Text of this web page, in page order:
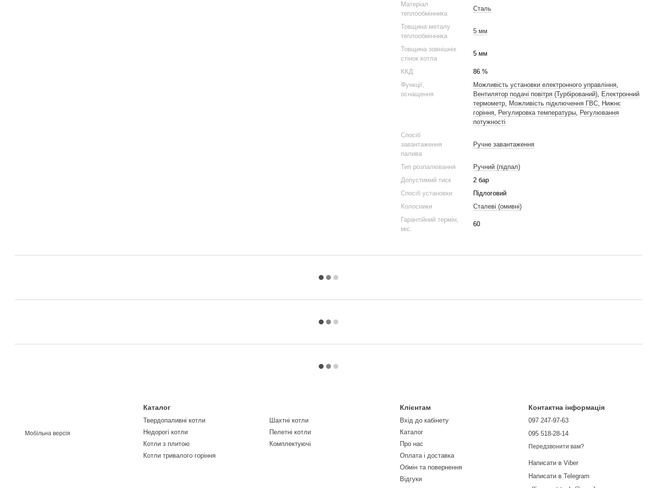
Матеріал
теплообмінника
Сталь
Товщина металу
теплообмінника
5 мм
Товщина зовнішніх
стінок котла
5 мм
ККД
86 %
Функції,
оснащення
Можливість установки електронного управління,
Вентилятор подачі повітря (Турбірований), Електронний
термометр, Можливість підключення ГВС, Нижнє
горіння, Регулировка температуры, Регулювання
потужності
Спосіб
завантаження
палива
Ручне завантаження
Тип розпалювання
Ручний (підпал)
Допустимий тиск
2 бар
Спосіб установки
Підлоговий
Колосники
Сталеві (омивні)
Гарантійний термін,
міс.
60
Мобільна версія
Каталог
Твердопаливні котли
Недорогі котли
Котли з плитою
Котли тривалого горіння
Шахтні котли
Пелетні котли
Комплектуючі
Клієнтам
Вхід до кабінету
Каталог
Про нас
Оплата і доставка
Обмін та повернення
Відгуки
Контактна інформація
097 247-97-63
095 518-28-14
Передзвонити вам?
Написати в Viber
Написати в Telegram